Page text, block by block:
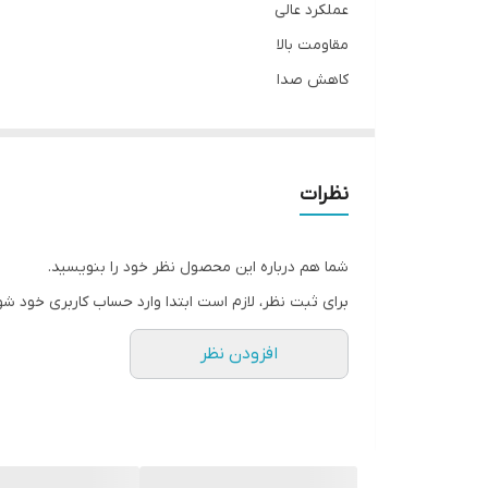
عملکرد عالی
مقاومت بالا
کاهش صدا
نظرات
شما هم درباره این محصول نظر خود را بنویسید.
برای ثبت نظر، لازم است ابتدا وارد حساب کاربری خود
افزودن نظر